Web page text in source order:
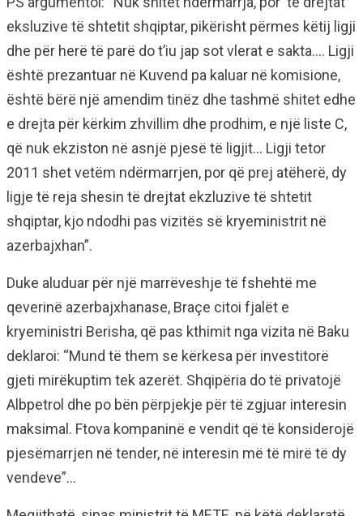
eksluzive të shtetit shqiptar, pikërisht përmes këtij ligji
dhe për herë të parë do t’iu jap sot vlerat e sakta…. Ligji
është prezantuar në Kuvend pa kaluar në komisione,
është bërë një amendim tinëz dhe tashmë shitet edhe
e drejta për kërkim zhvillim dhe prodhim, e një liste C,
që nuk ekziston në asnjë pjesë të ligjit… Ligji tetor
2011 shet vetëm ndërmarrjen, por që prej atëherë, dy
ligje të reja shesin të drejtat ekzluzive të shtetit
shqiptar, kjo ndodhi pas vizitës së kryeministrit në
azerbajxhan”.
Duke aluduar për një marrëveshje të fshehtë me
qeverinë azerbajxhanase, Braçe citoi fjalët e
kryeministri Berisha, që pas kthimit nga vizita në Baku
deklaroi: “Mund të them se kërkesa për investitorë
gjeti mirëkuptim tek azerët. Shqipëria do të privatojë
Albpetrol dhe po bën përpjekje për të zgjuar interesin
maksimal. Ftova kompaninë e vendit që të konsiderojë
pjesëmarrjen në tender, në interesin më të mirë të dy
vendeve”…